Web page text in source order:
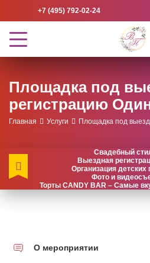
+7 (495) 792-02-24
Площадка под
регистрацию
Главная Услуги Площадка под
Свадебный
Выездная
Организация детских
Фото и
Торты CANDY BAR – Самые
О мероприятии